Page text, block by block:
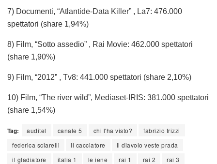
7) Documenti, “Atlantide-Data Killer” , La7: 476.000
spettatori (share 1,94%)
8) Film, “Sotto assedio” , Rai Movie: 462.000 spettatori
(share 1,90%)
9) Film, “2012” , Tv8: 441.000 spettatori (share 2,10%)
10) Film, “The river wild”, Mediaset-IRIS: 381.000 spettatori
(share 1,54%)
Tag: auditel canale 5 chi l'ha visto?
fabrizio frizzi
federica sciarelli
il cacciatore
il diavolo veste prada
il gladiatore
italia 1 le iene rai 1 rai 2
rai 3